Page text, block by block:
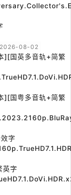
2026-08-02
][国英多音轨+简繁
][国粤多音轨+简繁
字
英字